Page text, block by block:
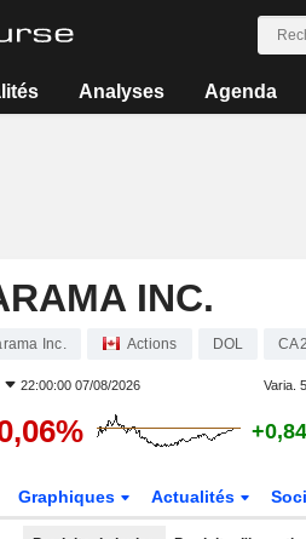
Analyses Agenda
INC.
Inc. Actions DOL
22:00:00 07/08/2026 Varia.
Graphiques Actualités